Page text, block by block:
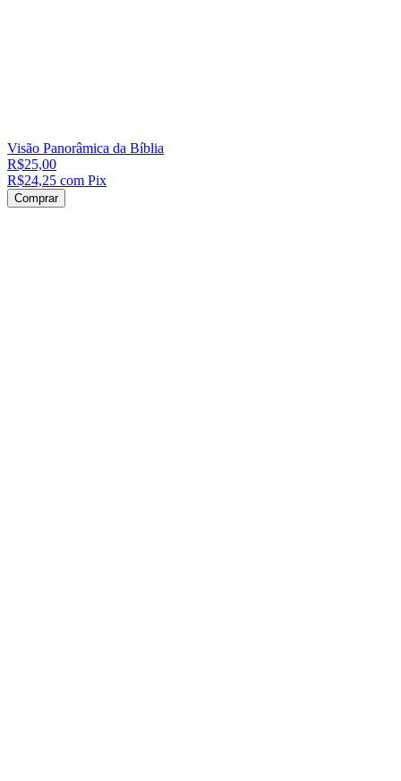
Visão Panorâmica da Bíblia
R$25,00
R$24,25 com Pix